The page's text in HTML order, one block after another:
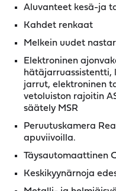
Aluvanteet kesä-ja
Kahdet renkaat
Melkein uudet
Elektroninen
hätäjarruassistentti,
jarrut, elektroninen
vetoluiston rajoitin
säätely MSR
Peruutuskamera
apuviivoilla.
Täysautomaattinen
Keskikyynärnoja